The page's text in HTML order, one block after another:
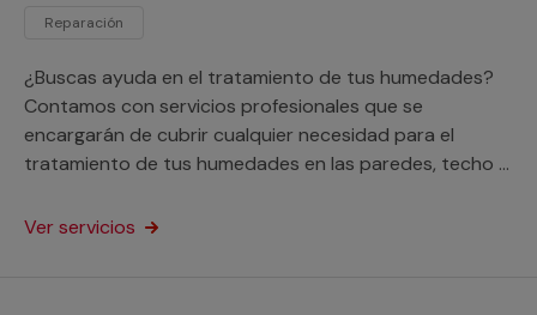
Reparación
¿Buscas ayuda en el tratamiento de tus humedades?
Contamos con servicios profesionales que se
encargarán de cubrir cualquier necesidad para el
tratamiento de tus humedades en las paredes, techo o
Ver servicios